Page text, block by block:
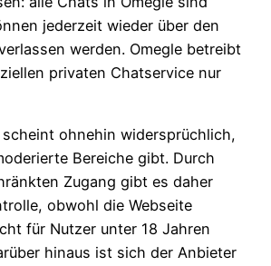
jederzeit wieder über den
werden. Omegle betreibt
privaten Chatservice nur
ohnehin widersprüchlich,
Bereiche gibt. Durch
Zugang gibt es daher
obwohl die Webseite
für Nutzer unter 18 Jahren
hinaus ist sich der Anbieter